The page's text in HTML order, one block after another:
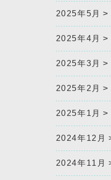
2025年5月
2025年4月
2025年3月
2025年2月
2025年1月
2024年12月
2024年11月